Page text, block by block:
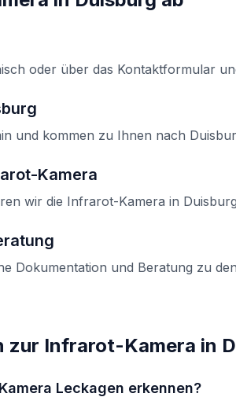
oder über das Kontaktformular
und kommen zu Ihnen nach
Kamera
wir die Infrarot-Kamera in Duisburg
Dokumentation und Beratung zu
zur Infrarot-Kamera in
Leckagen erkennen?